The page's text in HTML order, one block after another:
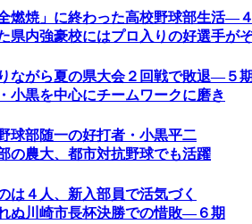
全燃焼」に終わった高校野球部生活―
県内強豪校にはプロ入りの好選手が
ながら夏の県大会２回戦で敗退―５
小黒を中心にチームワークに磨き
球部随一の好打者・小黒平二
の農大、都市対抗野球でも活躍
は４人、新入部員で活気づく
ぬ川崎市長杯決勝での惜敗―６期